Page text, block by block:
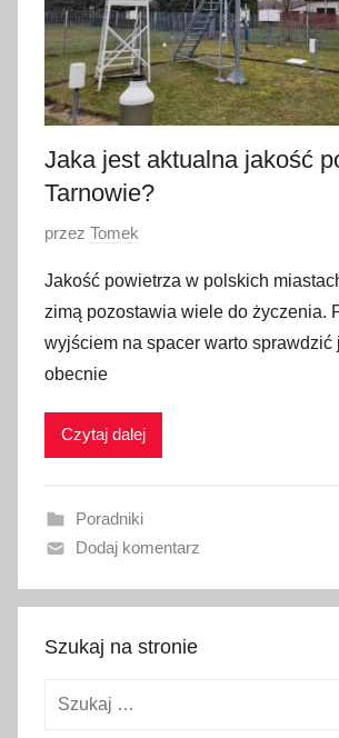
c
a
2
0
2
Jaka jest aktualna jakość
Tarnowie?
O
u
b
l
i
w
n
o
g
r
przez Tomek
Jakość powietrza w polskich
zimą pozostawia wiele do życzenia.
wyjściem na spacer warto sprawdzić
obecnie
Czytaj dalej
Poradniki
Dodaj komentarz
Szukaj na stronie
Szukaj: